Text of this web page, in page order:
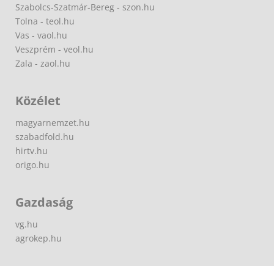
Szabolcs-Szatmár-Bereg - szon.hu
Tolna - teol.hu
Vas - vaol.hu
Veszprém - veol.hu
Zala - zaol.hu
Közélet
magyarnemzet.hu
szabadfold.hu
hirtv.hu
origo.hu
Gazdaság
vg.hu
agrokep.hu